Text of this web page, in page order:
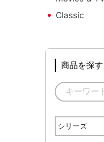
Classic
商品を探す